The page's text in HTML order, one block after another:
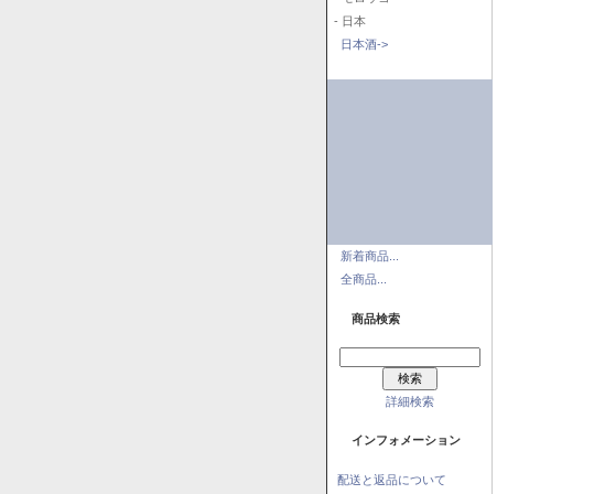
- 日本
日本酒->
新着商品...
全商品...
商品検索
詳細検索
インフォメーション
配送と返品について